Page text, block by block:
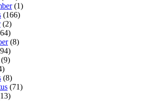
(1)
(166)
(2)
(8)
(9)
(8)
(71)